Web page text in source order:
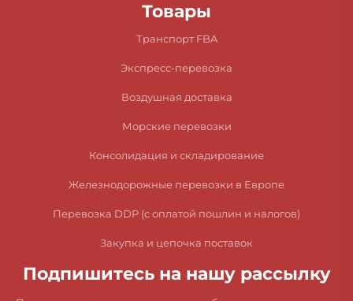
Товары
Транспорт FBA
Экспресс-перевозка
Воздушная доставка
Морские перевозки
Консолидация и складирование
Железнодорожные перевозки в Европе
Перевозка DDP (с оплатой пошлин и налогов)
Закупка и цепочка поставок
Подпишитесь на нашу рассылку